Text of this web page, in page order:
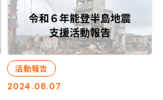
2024.08.07
活動報告